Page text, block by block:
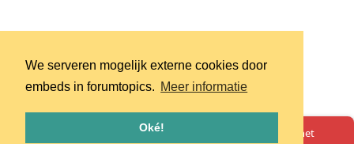
We serveren mogelijk externe cookies door
embeds in forumtopics. Meer informatie
Oké!
Oeps! Er is iets misgegaan. Herlaad de pagina en probeer het